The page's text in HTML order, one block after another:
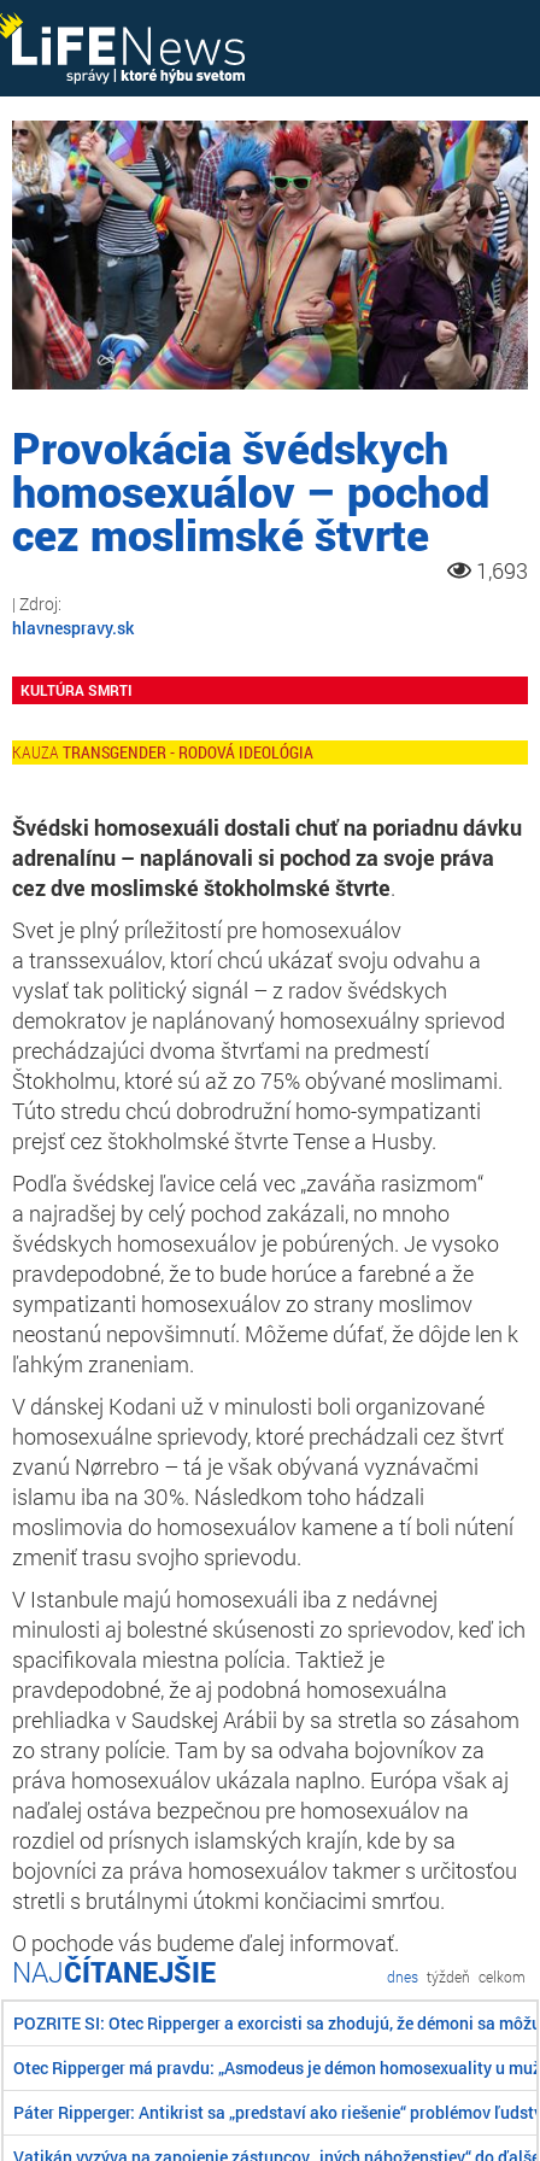
Provokácia švédskych
homosexuálov – pochod
cez moslimské štvrte
1,693
hlavnespravy.sk
KULTÚRA SMRTI
TRANSGENDER - RODOVÁ IDEOLÓGIA
Švédski homosexuáli dostali chuť na poriadnu dávku
adrenalínu – naplánovali si pochod za svoje práva
cez dve moslimské štokholmské štvrte.
Svet je plný príležitostí pre homosexuálov
a transsexuálov, ktorí chcú ukázať svoju odvahu a
vyslať tak politický signál – z radov švédskych
demokratov je naplánovaný homosexuálny sprievod
prechádzajúci dvoma štvrťami na predmestí
Štokholmu, ktoré sú až zo 75% obývané moslimami.
Túto stredu chcú dobrodružní homo-sympatizanti
prejsť cez štokholmské štvrte Tense a Husby.
Podľa švédskej ľavice celá vec „zaváňa rasizmom“
a najradšej by celý pochod zakázali, no mnoho
švédskych homosexuálov je pobúrených. Je vysoko
pravdepodobné, že to bude horúce a farebné a že
sympatizanti homosexuálov zo strany moslimov
neostanú nepovšimnutí. Môžeme dúfať, že dôjde len k
ľahkým zraneniam.
V dánskej Kodani už v minulosti boli organizované
homosexuálne sprievody, ktoré prechádzali cez štvrť
zvanú Nørrebro – tá je však obývaná vyznávačmi
islamu iba na 30%. Následkom toho hádzali
moslimovia do homosexuálov kamene a tí boli nútení
zmeniť trasu svojho sprievodu.
V Istanbule majú homosexuáli iba z nedávnej
minulosti aj bolestné skúsenosti zo sprievodov, keď ich
spacifikovala miestna polícia. Taktiež je
pravdepodobné, že aj podobná homosexuálna
prehliadka v Saudskej Arábii by sa stretla so zásahom
zo strany polície. Tam by sa odvaha bojovníkov za
práva homosexuálov ukázala naplno. Európa však aj
naďalej ostáva bezpečnou pre homosexuálov na
rozdiel od prísnych islamských krajín, kde by sa
bojovníci za práva homosexuálov takmer s určitosťou
stretli s brutálnymi útokmi končiacimi smrťou.
O pochode vás budeme ďalej informovať.
ČÍTANEJŠIE dnes týždeň celkom
POZRITE SI: Otec Ripperger a exorcisti sa zhodujú, že démoni sa
Otec Ripperger má pravdu: „Asmodeus je démon homosexuality u
Páter Ripperger: Antikrist sa „predstaví ako riešenie“ problémov